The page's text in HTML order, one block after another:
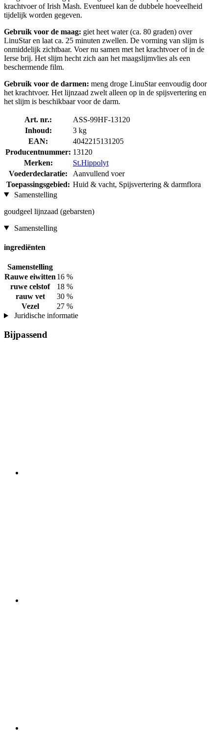
krachtvoer of Irish Mash. Eventueel kan de dubbele hoeveelheid
tijdelijk worden gegeven.
Gebruik voor de maag: giet heet water (ca. 80 graden) over
LinuStar en laat ca. 25 minuten zwellen. De vorming van slijm is
onmiddelijk zichtbaar. Voer nu samen met het krachtvoer of in de
Ierse brij. Het slijm hecht zich aan het maagslijmvlies als een
beschermende film.
Gebruik voor de darmen: meng droge LinuStar eenvoudig door
het krachtvoer. Het lijnzaad zwelt alleen op in de spijsvertering en
het slijm is beschikbaar voor de darm.
Art. nr.:
ASS-99HF-13120
Inhoud:
3 kg
EAN:
4042215131205
Producentnummer: 13120
Merken:
St.Hippolyt
Voederdeclaratie:
Aanvullend voer
Toepassingsgebied: Huid & vacht, Spijsvertering & darmflora
Samenstelling
goudgeel lijnzaad (gebarsten)
Samenstelling
ingrediënten
Samenstelling
Rauwe eiwitten 16 %
ruwe celstof
18 %
rauw vet
30 %
Vezel
27 %
Juridische informatie
Bijpassend